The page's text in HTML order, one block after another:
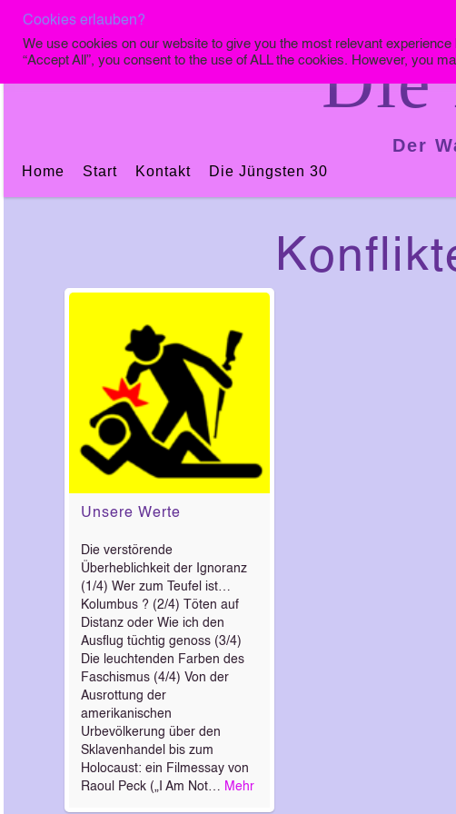
Die
Der
Home Start Kontakt Die Jüngsten 30
Unsere Werte
Die verstörende
Überheblichkeit der Ignoranz
(1/4) Wer zum Teufel ist…
Kolumbus ? (2/4) Töten auf
Distanz oder Wie ich den
Ausflug tüchtig genoss (3/4)
Die leuchtenden Farben des
Faschismus (4/4) Von der
Ausrottung der
amerikanischen
Urbevölkerung über den
Sklavenhandel bis zum
Holocaust: ein Filmessay von
Raoul Peck („I Am Not… Mehr
Cookies erlauben?
We use cookies on our website to give you the most relevant
“Accept All”, you consent to the use of ALL the cookies. However, you